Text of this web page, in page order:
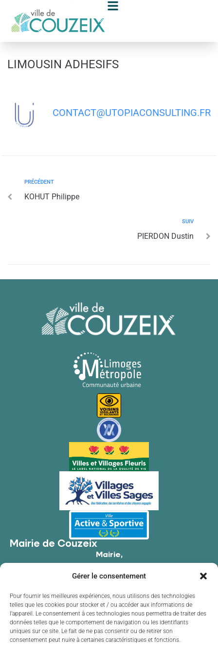
Gérer le consentement
Pour fournir les meilleures expériences, nous utilisons des technologies
telles que les cookies pour stocker et / ou accéder aux informations de
l’appareil. Le consentement à ces technologies nous permettra de traiter des
données telles que le comportement de navigation ou les identifiants
uniques sur ce site. Le fait de ne pas consentir ou de retirer son
consentement peut nuire à certaines caractéristiques et fonctions.
LIMOUSIN ADHESIFS
CONTACT@UTOPIACONSULTING.FR
PRÉCÉDENT
KOHUT Philippe
SUIV
PIERDON Dustin
Mairie de Couzeix
Mairie,
87270 Couzeix
05 55 39 34 09
Contacter la mairie
Horaires d'ouverture
Lundide 8h30 à 12h00 et de 13h30 à 17h30
Mardi
de 8h30 à 12h00 et de 13h30 à 17h30